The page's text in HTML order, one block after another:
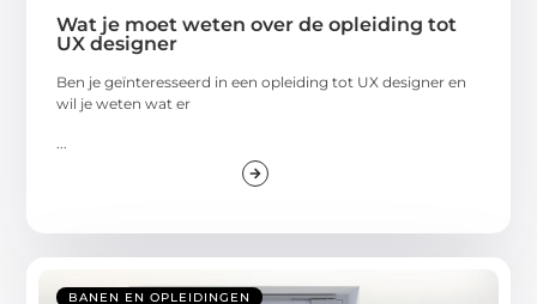
Wat je moet weten over de opleiding tot
UX designer
Ben je geïnteresseerd in een opleiding tot UX designer en
wil je weten wat er
BANEN EN OPLEIDINGEN